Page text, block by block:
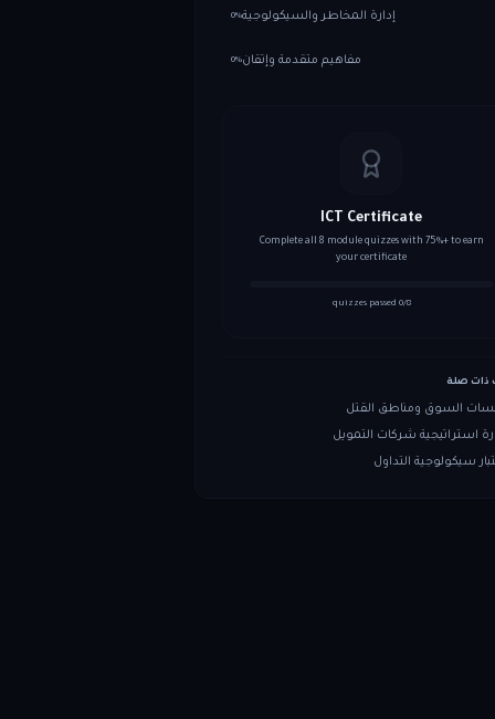
إدارة المخاطر والسيكولوجية 0%
مفاهيم متقدمة وإتقان 0%
ICT Certificate
Complete all 8 module quizzes with 75%+ to earn
your certificate
0/8
ذات صلة
السوق ومناطق القتل
استراتيجية شركات التمويل
سيكولوجية التداول